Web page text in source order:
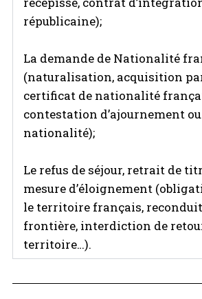
républicaine);
La demande de Nationalité
(naturalisation, acquisition
certificat de nationalité
contestation d’ajournement
nationalité);
Le refus de séjour, retrait de
mesure d’éloignement
le territoire français,
frontière, interdiction de
territoire…).